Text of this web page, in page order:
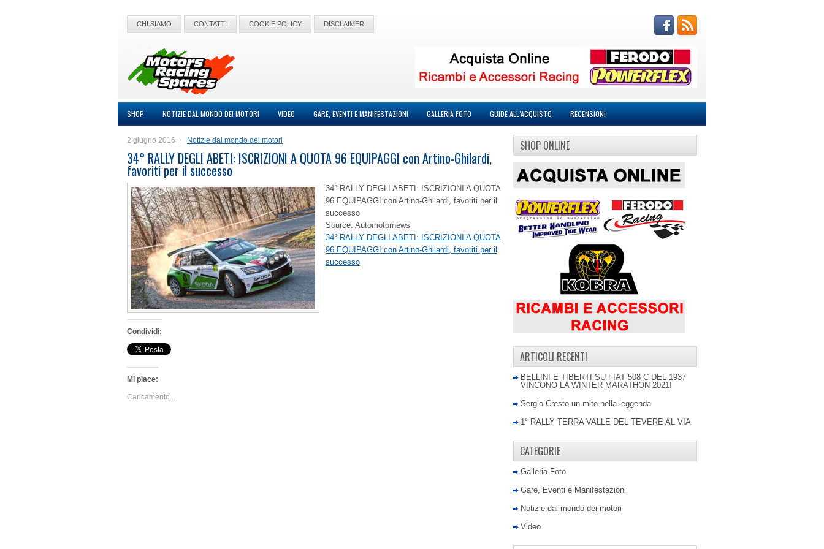
CHI SIAMO CONTATTI COOKIE POLICY DISCLAIMER
SHOP NOTIZIE DAL MONDO DEI MOTORI VIDEO GARE, EVENTI E MANIFESTAZIONI GALLERIA FOTO GUIDE ALL’ACQUISTO RECENSIONI
2 giugno 2016 Notizie dal mondo dei motori
34° RALLY DEGLI ABETI: ISCRIZIONI A QUOTA 96 EQUIPAGGI con Artino-Ghilardi,
favoriti per il successo
34° RALLY DEGLI ABETI: ISCRIZIONI A QUOTA
96 EQUIPAGGI con Artino-Ghilardi, favoriti per il
successo
Source: Automotornews
34° RALLY DEGLI ABETI: ISCRIZIONI A QUOTA
96 EQUIPAGGI con Artino-Ghilardi, favoriti per il
successo
Condividi:
Mi piace:
Caricamento...
SHOP ONLINE
ARTICOLI RECENTI
BELLINI E TIBERTI SU FIAT 508 C DEL 1937
VINCONO LA WINTER MARATHON 2021!
Sergio Cresto un mito nella leggenda
1° RALLY TERRA VALLE DEL TEVERE AL VIA
CATEGORIE
Galleria Foto
Gare, Eventi e Manifestazioni
Notizie dal mondo dei motori
Video